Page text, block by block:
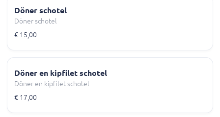
Döner schotel
Döner schotel
€ 15,00
Döner en kipfilet schotel
Döner en kipfilet schotel
€ 17,00